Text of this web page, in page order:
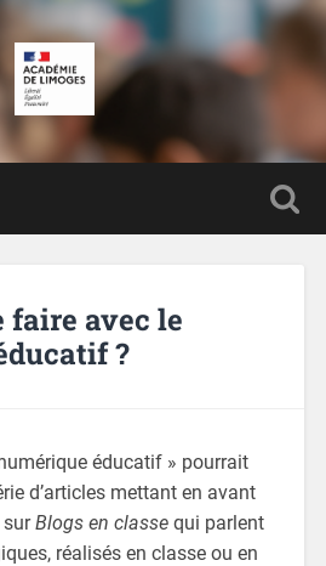
faire avec le
?
éducatif » pourrait
d’articles mettant en avant
surBlogs en classequi parlent
réalisés en classe ou en